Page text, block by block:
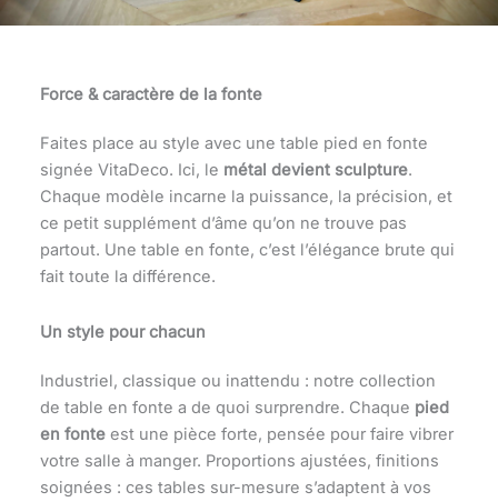
Force & caractère de la fonte
Faites place au style avec une table pied en fonte
signée VitaDeco. Ici, le métal devient sculpture.
Chaque modèle incarne la puissance, la précision, et
ce petit supplément d’âme qu’on ne trouve pas
partout. Une table en fonte, c’est l’élégance brute qui
fait toute la différence.
Un style pour chacun
Industriel, classique ou inattendu : notre collection
de table en fonte a de quoi surprendre. Chaque pied
en fonteest une pièce forte, pensée pour faire vibrer
votre salle à manger. Proportions ajustées, finitions
soignées : ces tables sur-mesure s’adaptent à vos